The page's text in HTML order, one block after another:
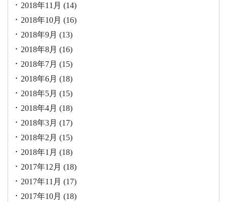
2018年11月 (14)
2018年10月 (16)
2018年9月 (13)
2018年8月 (16)
2018年7月 (15)
2018年6月 (18)
2018年5月 (15)
2018年4月 (18)
2018年3月 (17)
2018年2月 (15)
2018年1月 (18)
2017年12月 (18)
2017年11月 (17)
2017年10月 (18)